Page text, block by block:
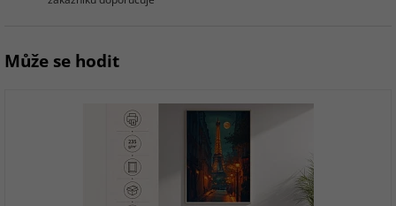
Může se hodit